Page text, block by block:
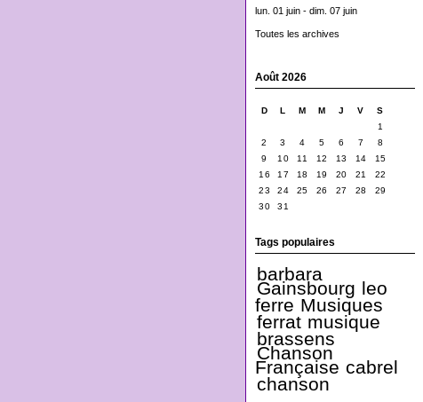
lun. 01 juin - dim. 07 juin
Toutes les archives
Août 2026
D L M M J V
S
1
2
3 4 5 6 7
8
9
10 11 12 13 14
15
16
17 18 19 20 21
22
23
24 25 26 27 28
29
30
31
Tags populaires
barbara
Gainsbourg leo
ferre Musiques
ferrat musique
brassens
Chanson
Française cabrel
chanson